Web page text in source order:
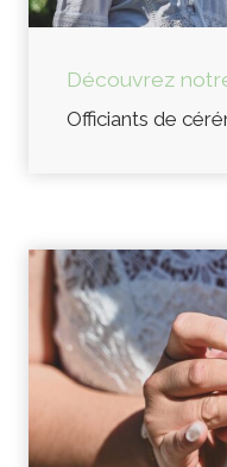
Découvrez
Officiants de